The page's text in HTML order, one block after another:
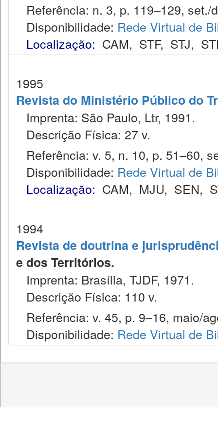
Referência: n. 3, p. 119–129, set./
Disponibilidade: Rede Virtual de
Localização: CAM, STF, STJ,
1995
Revista do Ministério Público do
Imprenta: São Paulo, Ltr, 1991.
Descrição Física: 27 v.
Referência: v. 5, n. 10, p. 51–60,
Disponibilidade: Rede Virtual de
Localização: CAM, MJU, SEN,
1994
Revista de doutrina e
e dos Territórios.
Imprenta: Brasília, TJDF, 1971.
Descrição Física: 110 v.
Referência: v. 45, p. 9–16, maio/
Disponibilidade: Rede Virtual de